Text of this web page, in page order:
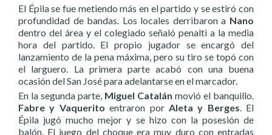
El Épila se fue metiendo más en el partido y se estiró con
profundidad de bandas. Los locales derribaron a Nano
dentro del área y el colegiado señaló penalti a la media
hora del partido. El propio jugador se encargó del
lanzamiento de la pena máxima, pero su tiro se topó con
el larguero. La primera parte acabó con una buena
ocasión del San José para adelantarse en el marcador.
En la segunda parte, Miguel Catalán movió el banquillo.
Fabre y Vaquerito entraron por Aleta y Berges. El
Épila jugó mucho mejor y se hizo con la posesión de
balón. El juego del choque era muy duro con entradas